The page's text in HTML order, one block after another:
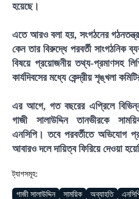
হয়েছে।
এতে আরও বলা হয়, সংগঠনের
কেন তার বিরুদ্ধে পরবর্তী সাংগঠনিক
বিষয়ে প্রয়োজনীয় তথ্য-প্রমাণসহ
কার্যদিবসের মধ্যে কেন্দ্রীয় শৃঙ্খলা
এর আগে, গত বছরের এপ্রিলে
গাজী সালাউদ্দিন তানভীরকে
এনসিপি। তবে পরবর্তীতে অভিযোগ
আবারও দলে দায়িত্ব ফিরিয়ে দেওয়া
ট্যাগসমূহ:
গাজী সালাউদ্দিন সাময়িক অব্যাহতি